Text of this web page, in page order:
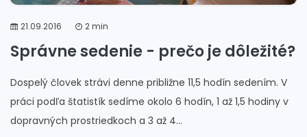
21.09.2016 2 min
Správne sedenie - prečo je dôležité?
Dospelý človek strávi denne približne 11,5 hodín sedením. V
práci podľa štatistík sedíme okolo 6 hodín, 1 až 1,5 hodiny v
dopravných prostriedkoch a 3 až 4...